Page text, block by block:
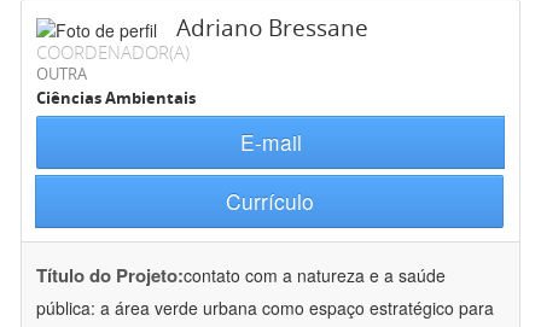
Adriano Bressane
COORDENADOR(A)
OUTRA
Ciências Ambientais
E-mail
Currículo
Título do Projeto:contato com a natureza e a saúde
pública: a área verde urbana como espaço estratégico para